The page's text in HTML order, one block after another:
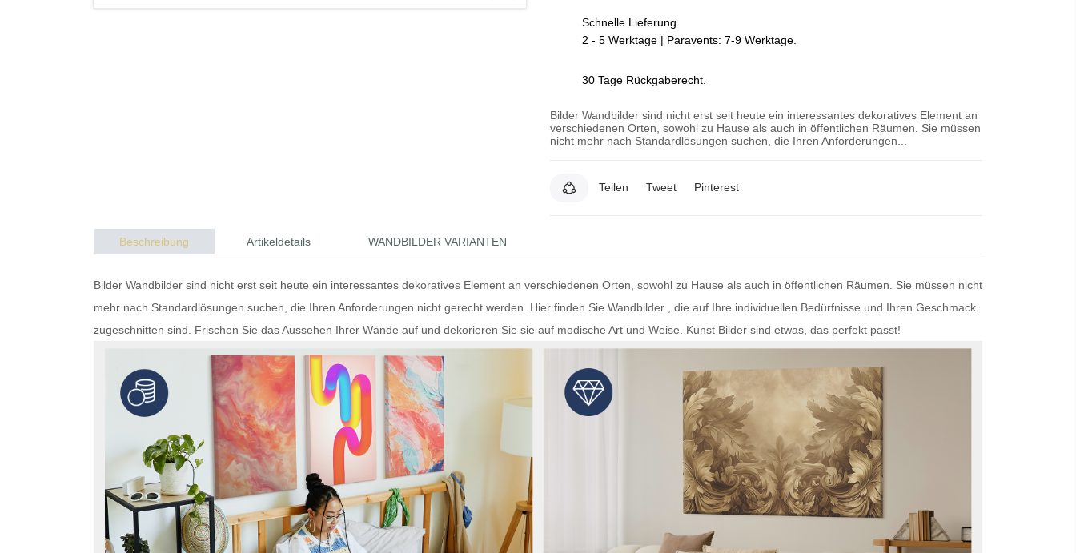
Schnelle Lieferung
2 - 5 Werktage | Paravents: 7-9 Werktage.
30 Tage Rückgaberecht.
Bilder Wandbilder sind nicht erst seit heute ein interessantes dekoratives Element an
verschiedenen Orten, sowohl zu Hause als auch in öffentlichen Räumen. Sie müssen
nicht mehr nach Standardlösungen suchen, die Ihren Anforderungen...
Teilen Tweet Pinterest
Beschreibung Artikeldetails WANDBILDER VARIANTEN
Bilder Wandbilder sind nicht erst seit heute ein interessantes dekoratives Element an verschiedenen Orten, sowohl zu Hause als auch in öffentlichen Räumen. Sie müssen nicht
mehr nach Standardlösungen suchen, die Ihren Anforderungen nicht gerecht werden. Hier finden Sie Wandbilder , die auf Ihre individuellen Bedürfnisse und Ihren Geschmack
zugeschnitten sind. Frischen Sie das Aussehen Ihrer Wände auf und dekorieren Sie sie auf modische Art und Weise. Kunst Bilder sind etwas, das perfekt passt!